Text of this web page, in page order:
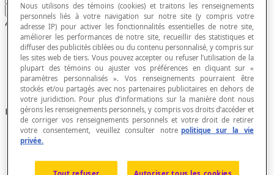
Aller
Articles
Angle au centre
Angle extérieur d'un cercle
Angle inscrit
Angle intérieur d'un cercle
Angle tangentiel à un cercle
Recherche par thème
Algèbre
Nous utilisons des témoins (cookies) et traitons les renseignements
personnels liés à votre navigation sur notre site (y compris votre
adresse IP) pour activer les fonctionnalités essentielles de notre site,
améliorer les performances de notre site, recueillir des statistiques et
diffuser des publicités ciblées ou du contenu personnalisé, y compris sur
les sites web de tiers. Vous pouvez accepter ou refuser l’utilisation de la
plupart des témoins ou ajuster vos préférences en cliquant sur «
paramètres personnalisés ». Vos renseignements pourraient être
stockés et/ou partagés avec nos partenaires publicitaires en dehors de
votre juridiction. Pour plus d’informations sur la manière dont nous
gérons les renseignements personnels, y compris vos droits d’accéder et
de corriger vos renseignements personnels et votre droit de retirer
votre consentement, veuillez consulter notre politique sur la vie
privée.